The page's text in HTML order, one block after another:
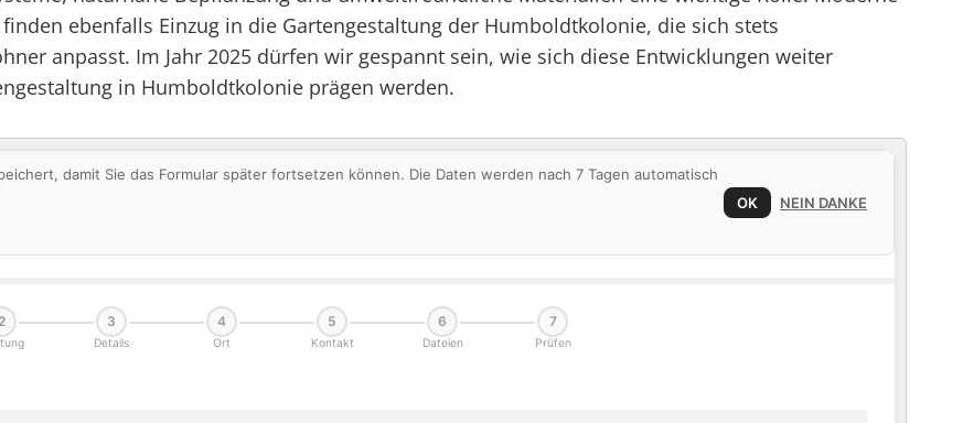
ebenfalls Einzug in die Gartengestaltung der Humboldtkolonie, die sich stets
anpasst. Im Jahr 2025 dürfen wir gespannt sein, wie sich diese Entwicklungen weiter
in Humboldtkolonie prägen werden.
damit Sie das Formular später fortsetzen können. Die Daten werden nach 7 Tagen automatisch
OK NEIN DANKE
2 3
Details
4
Ort
5
Kontakt
6
Dateien
7
Prüfen